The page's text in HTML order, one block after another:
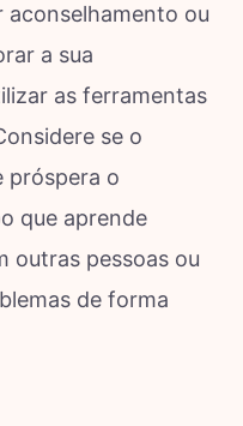
aconselhamento ou
a sua
as ferramentas
se o
próspera o
que aprende
outras pessoas ou
de forma